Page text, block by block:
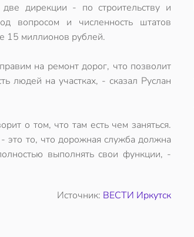
две дирекции - по строительству и
вопросом и численность штатов
15 миллионов рублей.
на ремонт дорог, что позволит
людей на участках, - сказал Руслан
о том, что там есть чем заняться.
это то, что дорожная служба должна
выполнять свои функции, -
Источник: ВЕСТИ Иркутск